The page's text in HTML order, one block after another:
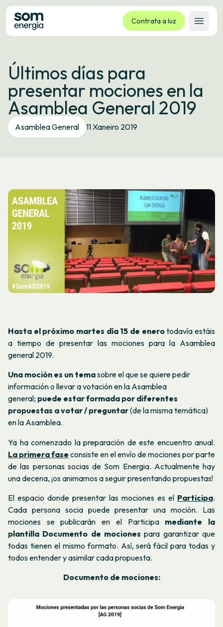
Contrata a luz
Abrir
Tarifas
Servizos
Empresas
La cooperativa
Contacto
Últimos días para
presentar mociones en la
Asamblea General 2019
Asamblea General 11 Xaneiro 2019
Hasta el próximo martes día 15 de enerotodavía estáis
a tiempo de presentar las mociones para la Asamblea
general 2019.
Una moción es un temasobre el que se quiere pedir
información o llevar a votación en la Asamblea
general; puede estar formada por diferentes
propuestas a votar / preguntar(de la misma temática)
en la Asamblea.
Ya ha comenzado la preparación de este encuentro anual.
La primera fase consiste en el envío de mociones por parte
de las personas socias de Som Energia. Actualmente hay
una decena, ¡os animamos a seguir presentando propuestas!
El espacio donde presentar las mociones es el Participa.
Cada persona socia puede presentar una moción. Las
mociones se publicarán en el Participa mediante la
plantilla Documento de mociones para garantizar que
todas tienen el mismo formato. Así, será fácil para todas y
todos entender y asimilar cada propuesta.
Documento de mociones: